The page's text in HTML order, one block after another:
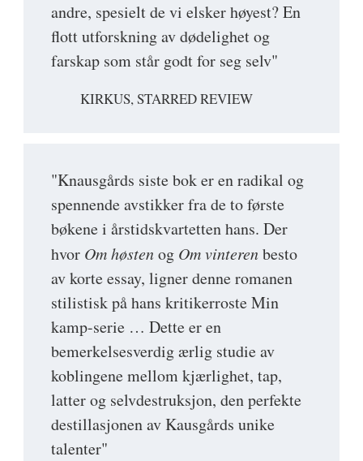
andre, spesielt de vi elsker høyest? En
flott utforskning av dødelighet og
farskap som står godt for seg selv"
KIRKUS, STARRED REVIEW
"Knausgårds siste bok er en radikal og
spennende avstikker fra de to første
bøkene i årstidskvartetten hans. Der
hvor Om høstenog Om vinterenbesto
av korte essay, ligner denne romanen
stilistisk på hans kritikerroste Min
kamp-serie … Dette er en
bemerkelsesverdig ærlig studie av
koblingene mellom kjærlighet, tap,
latter og selvdestruksjon, den perfekte
destillasjonen av Kausgårds unike
talenter"